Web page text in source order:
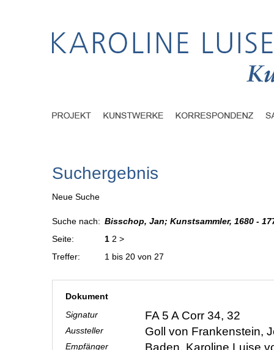
Suchergebnis
Neue Suche
Suche nach: Bisschop, Jan; Kunstsammler, 1680 -
Seite:
1 2 >
Treffer:
1 bis 20 von 27
Dokument
Signatur
FA 5 A Corr 34, 32
Aussteller Goll von Frankenstein,
Empfänger Baden, Karoline Luise